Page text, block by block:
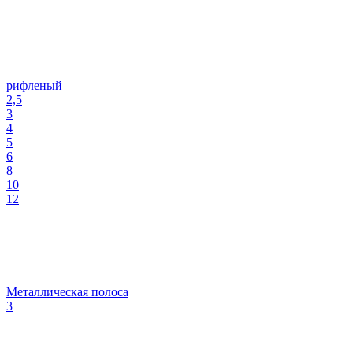
рифленый
2,5
3
4
5
6
8
10
12
Металлическая полоса
3